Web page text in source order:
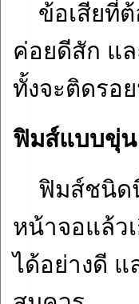
ข้อเสียที่ต้
ค่อยดีสัก แล
ทั้งจะติดรอ
ฟิมส์แบบขุ่
ฟิมส์ชนิดนี้
หน้าจอแล้ว
ได้อย่างดี